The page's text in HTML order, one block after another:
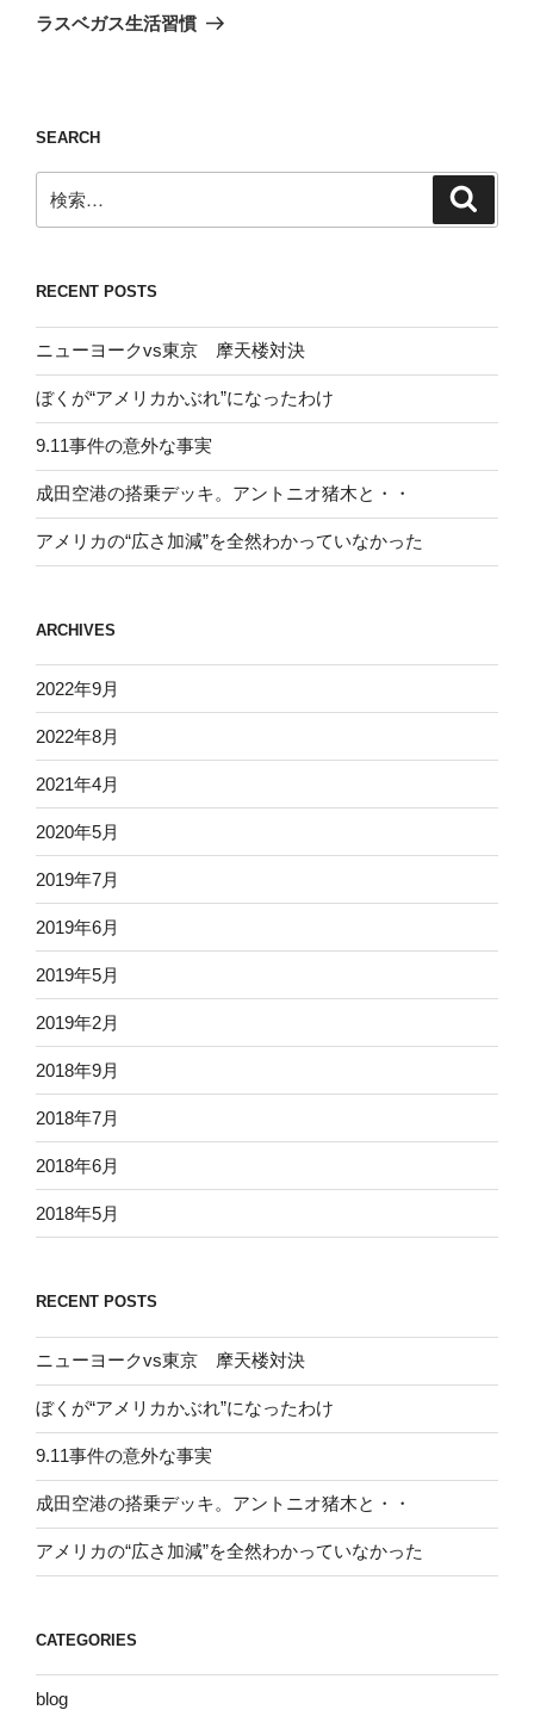
ゲ
ン
の
ラスベガス生活習慣
SEARCH
索:
RECENT POSTS
ニューヨークvs東京 摩天楼対決
ぼくが“アメリカかぶれ”になったわけ
9.11事件の意外な事実
成田空港の搭乗デッキ。アントニオ猪木と・・
アメリカの“広さ加減”を全然わかっていなかった
ARCHIVES
2022年9月
2022年8月
2021年4月
2020年5月
2019年7月
2019年6月
2019年5月
2019年2月
2018年9月
2018年7月
2018年6月
2018年5月
RECENT POSTS
ニューヨークvs東京 摩天楼対決
ぼくが“アメリカかぶれ”になったわけ
9.11事件の意外な事実
成田空港の搭乗デッキ。アントニオ猪木と・・
アメリカの“広さ加減”を全然わかっていなかった
CATEGORIES
blog